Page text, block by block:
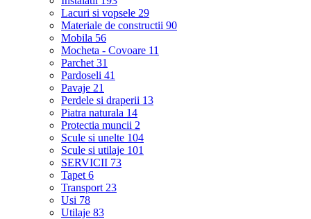
Lacuri si vopsele 29
Materiale de constructii 90
Mobila 56
Mocheta - Covoare 11
Parchet 31
Pardoseli 41
Pavaje 21
Perdele si draperii 13
Piatra naturala 14
Protectia muncii 2
Scule si unelte 104
Scule si utilaje 101
SERVICII 73
Tapet 6
Transport 23
Usi 78
Utilaje 83